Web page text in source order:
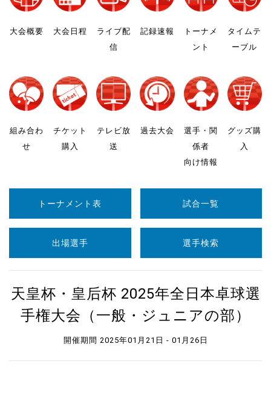
大会概要 大会日程
ライブ配
信
記録速報
トーナメ
ント
タイムテ
ーブル
組み合わ
せ
チケット
購入
テレビ放
送
過去大会
選手・関
係者
向け情報
グッズ購
入
トーナメント表 試合一覧
出場選手 選手検索
天皇杯・皇后杯 2025年全日本卓球選
手権大会（一般・ジュニアの部）
開催期間 2025年01月21日 - 01月26日